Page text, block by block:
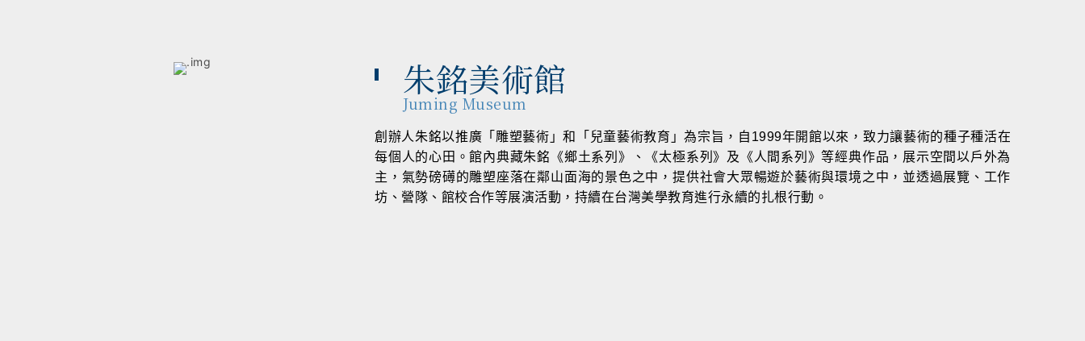
朱銘美術館
Juming Museum
創辦人朱銘以推廣「雕塑藝術」和「兒童藝術教育」為宗旨，自1999年開館以來，致力讓藝術的種子種活在
每個人的心田。館內典藏朱銘《鄉土系列》、《太極系列》及《人間系列》等經典作品，展示空間以戶外為
主，氣勢磅礡的雕塑座落在鄰山面海的景色之中，提供社會大眾暢遊於藝術與環境之中，並透過展覽、工作
坊、營隊、館校合作等展演活動，持續在台灣美學教育進行永續的扎根行動。